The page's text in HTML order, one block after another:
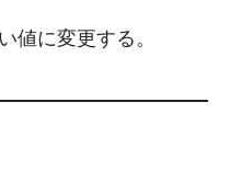
値に変更する。